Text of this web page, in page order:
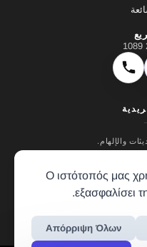
اتصال
والإلهام.
🍪 Ο ιστότοπός μας
εξασφαλίσει
Απόρριψη Όλων